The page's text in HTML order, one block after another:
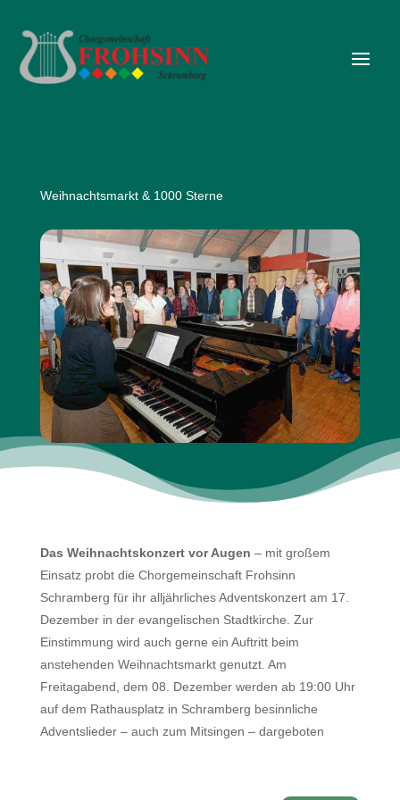
Weihnachtsmarkt & 1000 Sterne
Das Weihnachtskonzert vor Augen – mit großem
Einsatz probt die Chorgemeinschaft Frohsinn
Schramberg für ihr alljährliches Adventskonzert am 17.
Dezember in der evangelischen Stadtkirche. Zur
Einstimmung wird auch gerne ein Auftritt beim
anstehenden Weihnachtsmarkt genutzt. Am
Freitagabend, dem 08. Dezember werden ab 19:00 Uhr
auf dem Rathausplatz in Schramberg besinnliche
Adventslieder – auch zum Mitsingen – dargeboten